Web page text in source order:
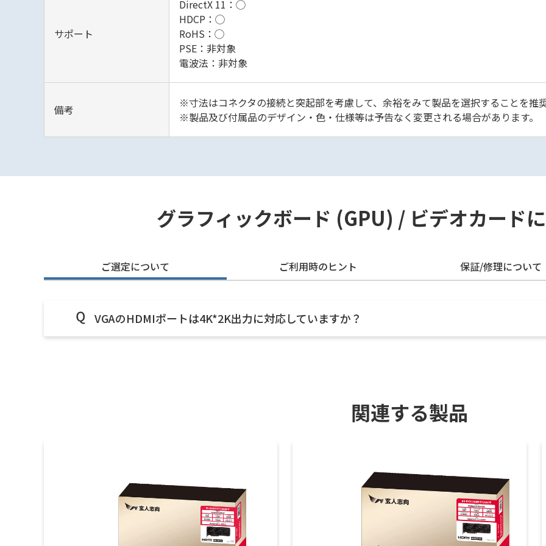
サポート
DirectX 11：◯
HDCP：◯
RoHS：◯
PSE：非対象
電波法：非対象
備考
※寸法はコネクタの接続と突起部を考慮して、余裕をみて製品を選択することを推
※製品及び付属品のデザイン・色・仕様等は予告なく変更される場合があります。
グラフィックボード (GPU) / ビデオカード
ご選定について ご利用時のヒント 保証/修理について
VGAのHDMIポートは4K*2K出力に対応していますか？
関連する製品